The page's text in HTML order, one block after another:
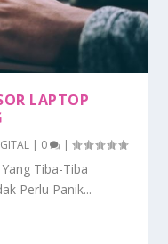
LAPTOP
| 0 |
Tiba-Tiba
Perlu Panik...